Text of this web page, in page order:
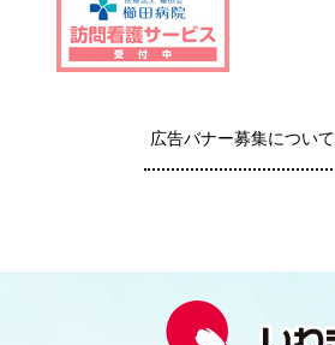
広告バナー募集について